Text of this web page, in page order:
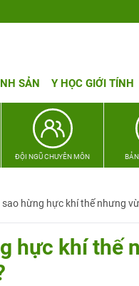
SẢN Y HỌC GIỚI TÍNH
ĐỘI NGŨ CHUYÊN MÔN
sao hừng hực khí thế nhưng
hực khí thế